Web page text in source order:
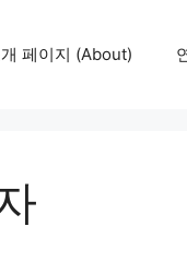
페이지 (About)